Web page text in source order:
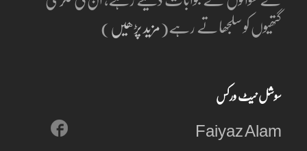
گتھیوں کو سلجھاتے رہے(مزید پڑھیں)
سوشل نیٹ ورکس
Faiyaz Alam